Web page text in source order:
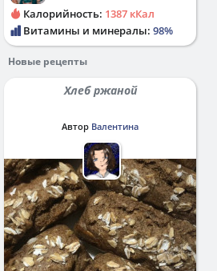
Калорийность: 1387 кКал
Витамины и минералы: 98%
Новые рецепты
Хлеб ржаной
Автор Валентина